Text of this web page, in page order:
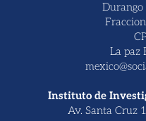
La paz
Instituto de
Av. Santa Cruz